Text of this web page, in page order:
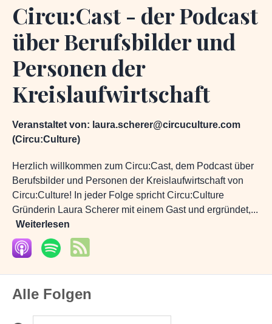
Circu:Cast - der Podcast
über Berufsbilder und
Personen der
Kreislaufwirtschaft
Veranstaltet von: laura.scherer@circuculture.com
(Circu:Culture)
Herzlich willkommen zum Circu:Cast, dem Podcast über
Berufsbilder und Personen der Kreislaufwirtschaft von
Circu:Culture! In jeder Folge spricht Circu:Culture
Gründerin Laura Scherer mit einem Gast und ergründet,...
Weiterlesen
Alle Folgen